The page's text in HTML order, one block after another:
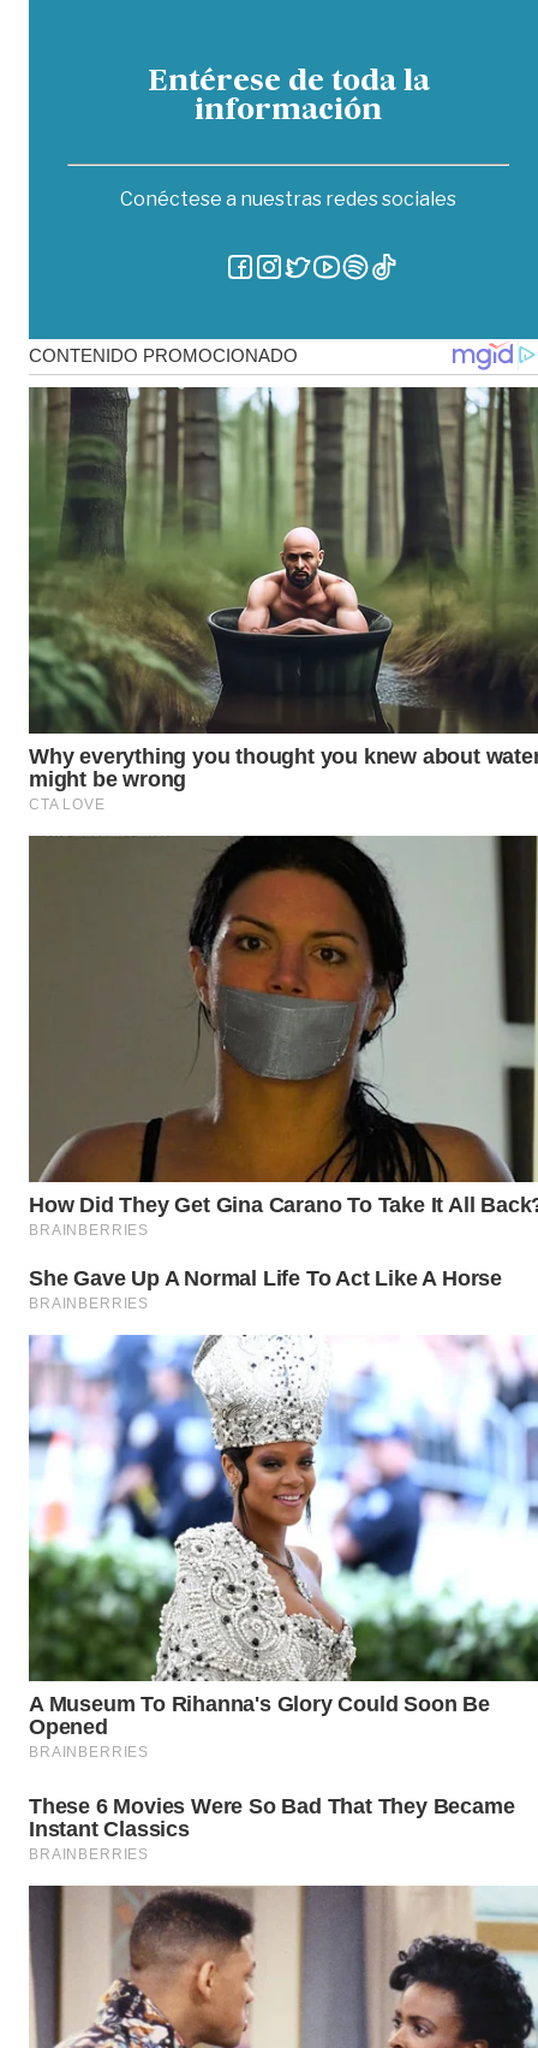
Entérese de toda la
información
Conéctese a nuestras redes sociales